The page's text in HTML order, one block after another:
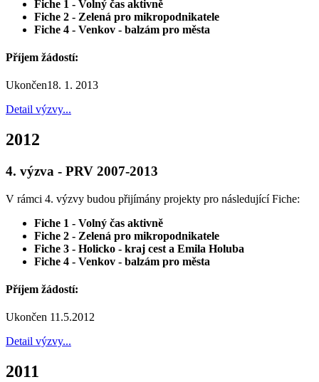
Fiche 1 - Volný čas aktivně
Fiche 2 - Zelená pro mikropodnikatele
Fiche 4 - Venkov - balzám pro města
Příjem žádostí:
Ukončen18. 1. 2013
Detail výzvy...
2012
4. výzva - PRV 2007-2013
V rámci 4. výzvy budou přijímány projekty pro následující Fiche:
Fiche 1 - Volný čas aktivně
Fiche 2 - Zelená pro mikropodnikatele
Fiche 3 - Holicko - kraj cest a Emila Holuba
Fiche 4 - Venkov - balzám pro města
Příjem žádostí:
Ukončen 11.5.2012
Detail výzvy...
2011